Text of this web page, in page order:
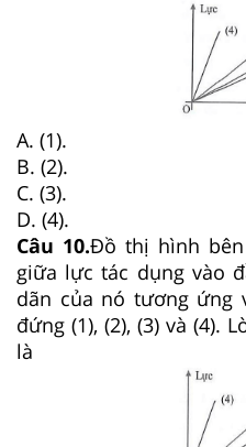
A. (1).
B. (2).
C. (3).
D. (4).
Câu 10.Đồ thị hình
giữa lực tác dụng vào
dãn của nó tương ứng
đứng (1), (2), (3) và (4).
là